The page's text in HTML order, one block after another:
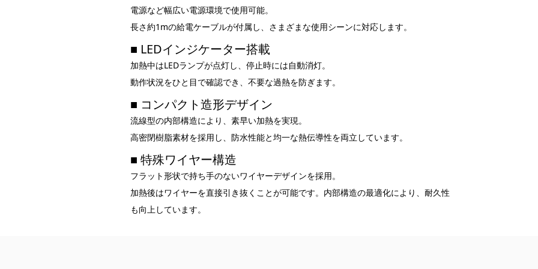
電源など幅広い電源環境で使用可能。
長さ約1mの給電ケーブルが付属し、さまざまな使用シーンに対応します。
■ LEDインジケーター搭載
加熱中はLEDランプが点灯し、停止時には自動消灯。
動作状況をひと目で確認でき、不要な過熱を防ぎます。
■ コンパクト造形デザイン
流線型の内部構造により、素早い加熱を実現。
高密閉樹脂素材を採用し、防水性能と均一な熱伝導性を両立しています。
■ 特殊ワイヤー構造
フラット形状で持ち手のないワイヤーデザインを採用。
加熱後はワイヤーを直接引き抜くことが可能です。内部構造の最適化により、耐久性
も向上しています。